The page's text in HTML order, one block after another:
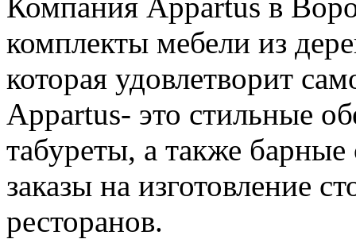
комплекты мебели из
которая удовлетворит
Appartus- это стильные
табуреты, а также
заказы на изготовление
ресторанов.